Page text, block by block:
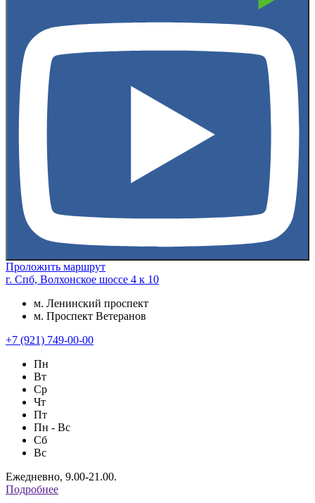
Проложить маршрут
г. Спб, Волхонское шоссе 4 к 10
м. Ленинский проспект
м. Проспект Ветеранов
+7 (921) 749-00-00
Пн
Вт
Ср
Чт
Пт
Пн - Вс
Сб
Вс
Ежедневно, 9.00-21.00.
Подробнее